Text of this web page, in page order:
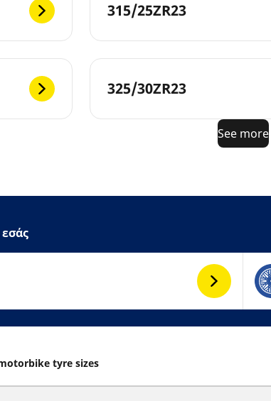
315/25ZR23
325/30ZR23
See more
tyre sizes